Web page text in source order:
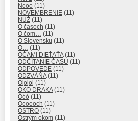
Nooo (11)
NOVEMBRENIE (11)
NUŽ (11)
O časoch (11)
O čom…
(11)
O Slovensku (11)
O…
(11)
OČAMI DIEŤAŤA(11)
ODČÍTANIE ČASU (11)
ODPOVEDE (11)
ODZVÁŇA(11)
Ojojoj (11)
OKO DRAKA(11)
Óóó (11)
Oooooch (11)
OSTRO (11)
Ostrým okom (11)